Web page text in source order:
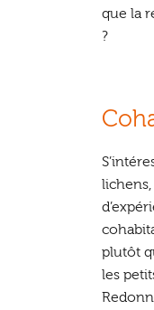
que la
?
plutôt
les